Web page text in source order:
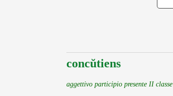
concŭtiens
aggettivo participio presente II classe